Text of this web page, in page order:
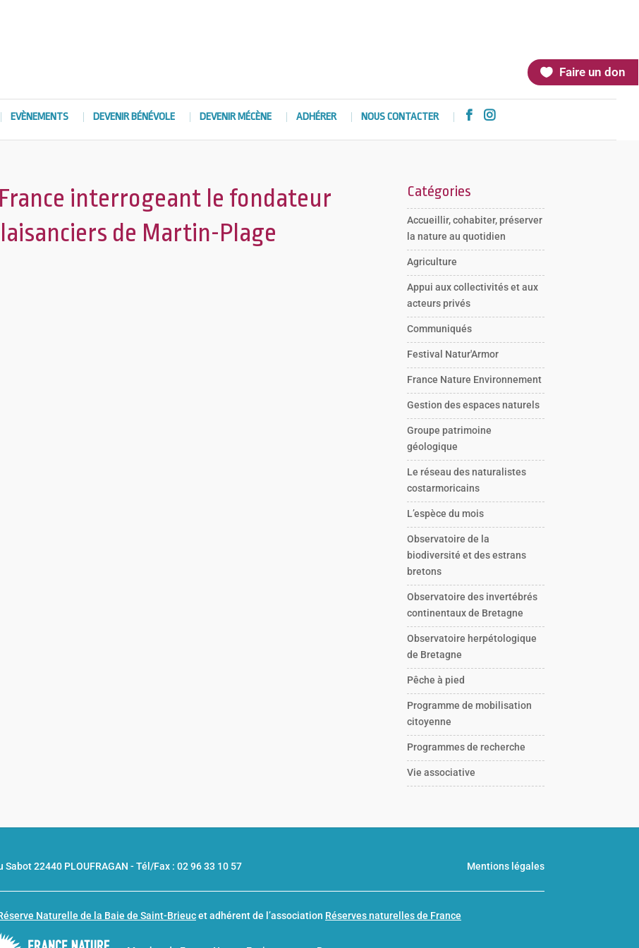
Faire un don
EVÈNEMENTS DEVENIR BÉNÉVOLE DEVENIR MÉCÈNE ADHÉRER NOUS CONTACTER  
interrogeant le fondateur
de Martin-Plage
Catégories
Accueillir, cohabiter, préserver
la nature au quotidien
Agriculture
Appui aux collectivités et aux
acteurs privés
Communiqués
Festival Natur'Armor
France Nature Environnement
Gestion des espaces naturels
Groupe patrimoine
géologique
Le réseau des naturalistes
costarmoricains
L’espèce du mois
Observatoire de la
biodiversité et des estrans
bretons
Observatoire des invertébrés
continentaux de Bretagne
Observatoire herpétologique
de Bretagne
Pêche à pied
Programme de mobilisation
citoyenne
Programmes de recherche
Vie associative
Sabot 22440 PLOUFRAGAN -Tél/Fax : 02 96 33 10 57 Mentions légales
Naturelle de la Baie de Saint-Brieucet adhérent de l’association Réserves naturelles de France